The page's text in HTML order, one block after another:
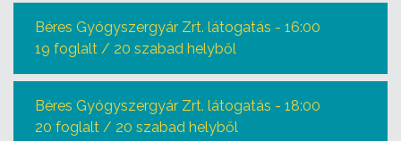
Béres Gyógyszergyár Zrt. látogatás - 16:00
19 foglalt / 20 szabad helyből
Béres Gyógyszergyár Zrt. látogatás - 18:00
20 foglalt / 20 szabad helyből